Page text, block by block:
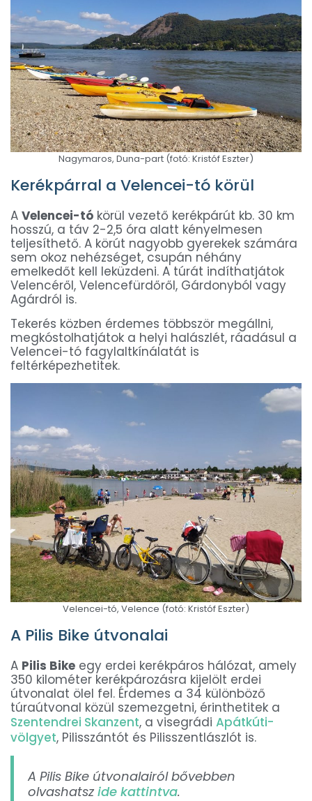
Nagymaros, Duna-part (fotó: Kristóf Eszter)
Kerékpárral a Velencei-tó körül
A Velencei-tó körül vezető kerékpárút kb. 30 km
hosszú, a táv 2-2,5 óra alatt kényelmesen
teljesíthető. A körút nagyobb gyerekek számára
sem okoz nehézséget, csupán néhány
emelkedőt kell leküzdeni. A túrát indíthatjátok
Velencéről, Velencefürdőről, Gárdonyból vagy
Agárdról is.
Tekerés közben érdemes többször megállni,
megkóstolhatjátok a helyi halászlét, ráadásul a
Velencei-tó fagylaltkínálatát is
feltérképezhetitek.
Velencei-tó, Velence (fotó: Kristóf Eszter)
A Pilis Bike útvonalai
A Pilis Bike egy erdei kerékpáros hálózat, amely
350 kilométer kerékpározásra kijelölt erdei
útvonalat ölel fel. Érdemes a 34 különböző
túraútvonal közül szemezgetni, érinthetitek a
Szentendrei Skanzent, a visegrádi Apátkúti-
völgyet, Pilisszántót és Pilisszentlászlót is.
A Pilis Bike útvonalairól bővebben
olvashatsz ide kattintva.